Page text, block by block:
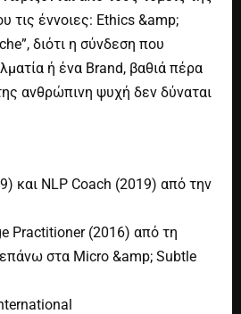
τις έννοιες: Ethics &amp;
διότι η σύνδεση που
ή ένα Brand, βαθιά πέρα
ανθρώπινη ψυχή δεν δύναται
και NLP Coach (2019) από την
Practitioner (2016) από τη
στα Micro &amp; Subtle